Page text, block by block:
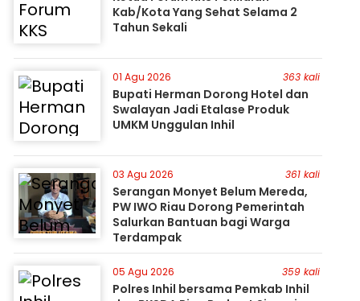
Kab/Kota Yang Sehat Selama 2
Tahun Sekali
01 Agu 2026 363 kali
Bupati Herman Dorong Hotel dan
Swalayan Jadi Etalase Produk
UMKM Unggulan Inhil
03 Agu 2026 361 kali
Serangan Monyet Belum Mereda,
PW IWO Riau Dorong Pemerintah
Salurkan Bantuan bagi Warga
Terdampak
05 Agu 2026 359 kali
Polres Inhil bersama Pemkab Inhil